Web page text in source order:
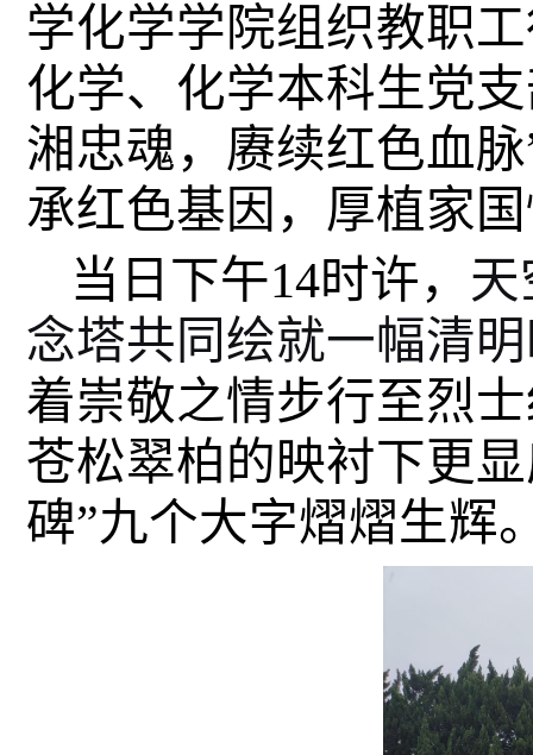
学化学学院组织教职
化学、化学本科生党
湘忠魂，赓续红色血
承红色基因，厚植家
当日下午14时许，
念塔共同绘就一幅清
着崇敬之情步行至烈
苍松翠柏的映衬下更
碑”九个大字熠熠生辉